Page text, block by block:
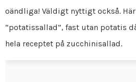
oändliga! Väldigt nyttigt också.
“potatissallad”, fast utan potatis
hela receptet på zucchinisallad.